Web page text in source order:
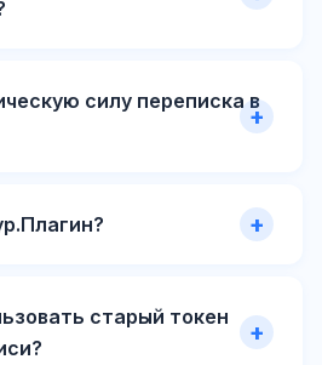
силу переписка в
старый токен